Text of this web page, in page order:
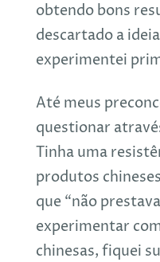
obtendo bons
descartado a
experimentei
Até meus
questionar
Tinha uma
produtos
que “não
experimentar
chinesas, fiquei